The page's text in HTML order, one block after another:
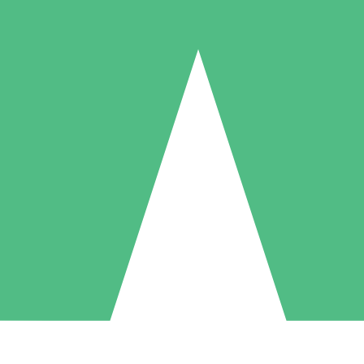
Individuella Kreditpaket
per användning med nedladdningskrediter. Inget månatligt åtagande
5 Nedladdningar
US$